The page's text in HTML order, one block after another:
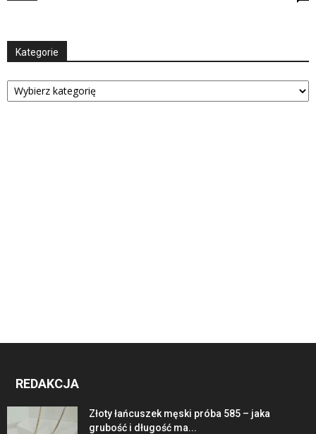
Kategorie
Kategorie
REDAKCJA
Złoty łańcuszek męski próba 585 – jaka
grubość i długość ma...